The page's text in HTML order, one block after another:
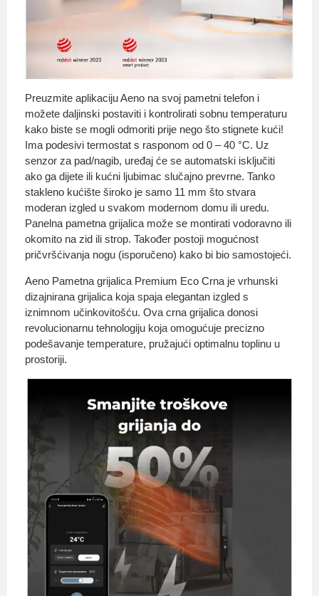
Preuzmite aplikaciju Aeno na svoj pametni telefon i
možete daljinski postaviti i kontrolirati sobnu temperaturu
kako biste se mogli odmoriti prije nego što stignete kući!
Ima podesivi termostat s rasponom od 0 – 40 °C. Uz
senzor za pad/nagib, uređaj će se automatski isključiti
ako ga dijete ili kućni ljubimac slučajno prevrne. Tanko
stakleno kućište široko je samo 11 mm što stvara
moderan izgled u svakom modernom domu ili uredu.
Panelna pametna grijalica može se montirati vodoravno ili
okomito na zid ili strop. Također postoji mogućnost
pričvršćivanja nogu (isporučeno) kako bi bio samostojeći.
Aeno Pametna grijalica Premium Eco Crna je vrhunski
dizajnirana grijalica koja spaja elegantan izgled s
iznimnom učinkovitošću. Ova crna grijalica donosi
revolucionarnu tehnologiju koja omogućuje precizno
podešavanje temperature, pružajući optimalnu toplinu u
prostoriji.